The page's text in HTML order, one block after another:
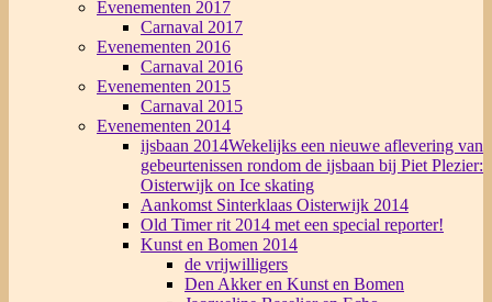
Evenementen 2017
Carnaval 2017
Evenementen 2016
Carnaval 2016
Evenementen 2015
Carnaval 2015
Evenementen 2014
ijsbaan 2014Wekelijks een nieuwe aflevering van
gebeurtenissen rondom de ijsbaan bij Piet Plezier:
Oisterwijk on Ice skating
Aankomst Sinterklaas Oisterwijk 2014
Old Timer rit 2014 met een special reporter!
Kunst en Bomen 2014
de vrijwilligers
Den Akker en Kunst en Bomen